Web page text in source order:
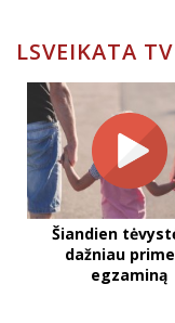
LSVEIKATA TV
Šiandien
dažniau
egzaminą